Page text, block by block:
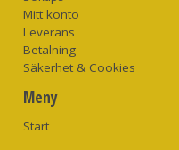
Mitt konto
Leverans
Betalning
Säkerhet & Cookies
Meny
Start